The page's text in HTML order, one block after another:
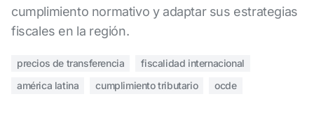
cumplimiento normativo y adaptar sus estrategias
fiscales en la región.
precios de transferencia
fiscalidad internacional
américa latina
cumplimiento tributario ocde